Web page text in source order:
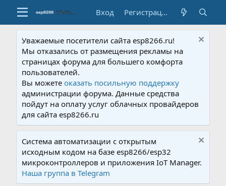
Вход Регистрация
Уважаемые посетители сайта esp8266.ru!
Мы отказались от размещения рекламы на
страницах форума для большего комфорта
пользователей.
Вы можетеоказать посильную поддержку
администрации форума. Данные средства
пойдут на оплату услуг облачных провайдеров
для сайта esp8266.ru
Система автоматизации с открытым
исходным кодом на базе esp8266/esp32
микроконтроллеров и приложения IoT Manager.
Наша группа в Telegram